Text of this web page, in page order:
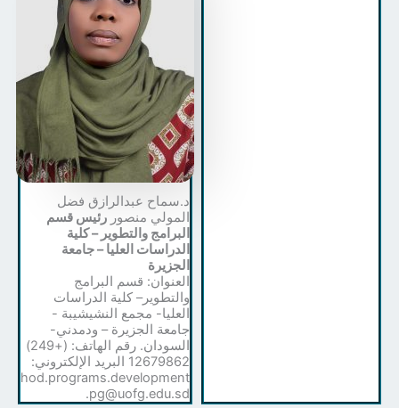
د.سماح عبدالرازق فضل
المولي منصوررئيس قسم
البرامج والتطوير – كلية
الدراسات العليا – جامعة
الجزيرة
العنوان: قسم البرامج
والتطوير– كلية الدراسات
العليا- مجمع النشيشيبة -
جامعة الجزيرة – ودمدني-
السودان. رقم الهاتف: (+249)
12679862 البريد الإلكتروني:
hod.programs.development
.pg@uofg.edu.sd